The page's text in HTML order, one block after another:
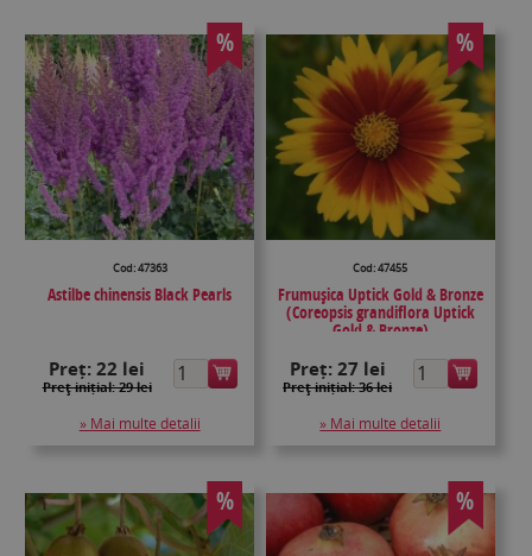
%
Cod: 47363
Astilbe chinensis Black Pearls
Preț:22 lei
Preţ inițial: 29 lei
» Mai multe detalii
%
Cod: 47455
Frumușica Uptick Gold & Bronze
(Coreopsis grandiflora Uptick
Gold & Bronze)
Preț: 27 lei
Preţ inițial: 36 lei
» Mai multe detalii
% %